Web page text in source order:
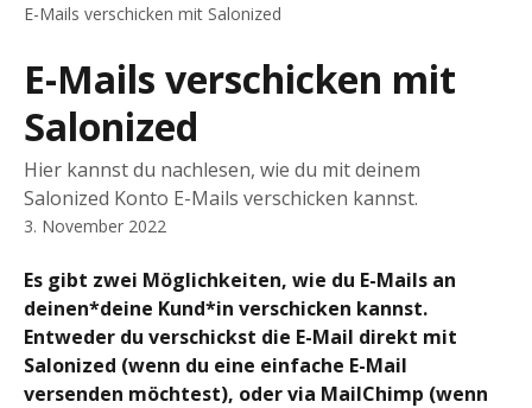
E-Mails verschicken mit Salonized
E-Mails verschicken mit
Salonized
Hier kannst du nachlesen, wie du mit deinem
Salonized Konto E-Mails verschicken kannst.
3. November 2022
Es gibt zwei Möglichkeiten, wie du E-Mails an
deinen*deine Kund*in verschicken kannst.
Entweder du verschickst die E-Mail direkt mit
Salonized (wenn du eine einfache E-Mail
versenden möchtest), oder via MailChimp (wenn